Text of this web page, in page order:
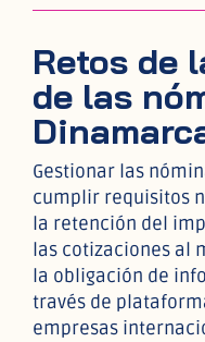
Retos de
de las
Gestionar las
cumplir requisitos
la retención del
las cotizaciones al
la obligación de
través de
empresas